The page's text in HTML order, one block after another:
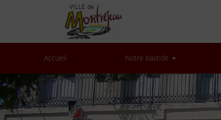
Accueil Notre bastide